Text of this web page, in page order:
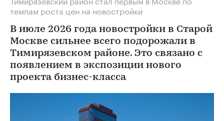
темпам роста цен на новостройки
В июле 2026 года новостройки в Старой
Москве сильнее всего подорожали в
Тимирязевском районе. Это связано с
появлением в экспозиции нового
проекта бизнес-класса